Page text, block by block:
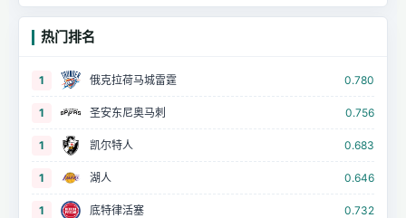
热门排名
1 俄克拉荷马城雷霆 0.780
1 圣安东尼奥马刺 0.756
1 凯尔特人 0.683
1 湖人 0.646
1 底特律活塞 0.732